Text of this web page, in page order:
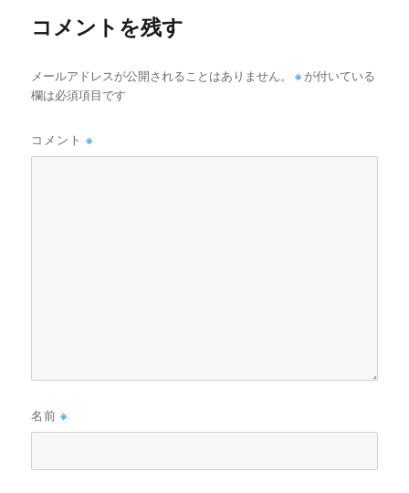
コメントを残す
メールアドレスが公開されることはありません。 ※ が付いている
欄は必須項目です
コメント※
名前※